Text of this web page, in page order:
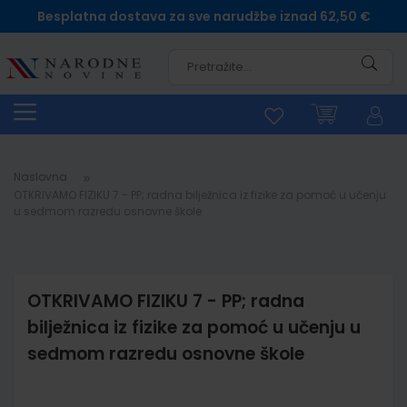
Besplatna dostava za sve narudžbe iznad 62,50 €
Naslovna
OTKRIVAMO FIZIKU 7 - PP; radna
bilježnica iz fizike za pomoć u učenju u
sedmom razredu osnovne škole